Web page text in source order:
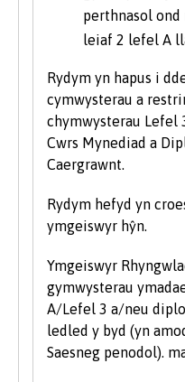
perthnasol
leiaf 2 lefel A
Rydym yn hapus i
cymwysterau a
chymwysterau Lefel
Cwrs Mynediad a
Caergrawnt.
Rydym hefyd yn
ymgeiswyr hŷn.
Ymgeiswyr
gymwysterau
A/Lefel 3 a/neu
ledled y byd (yn
Saesneg penodol).